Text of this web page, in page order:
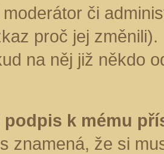
či
proč jej
na něj již někdo
podpis k mému
znamená, že si